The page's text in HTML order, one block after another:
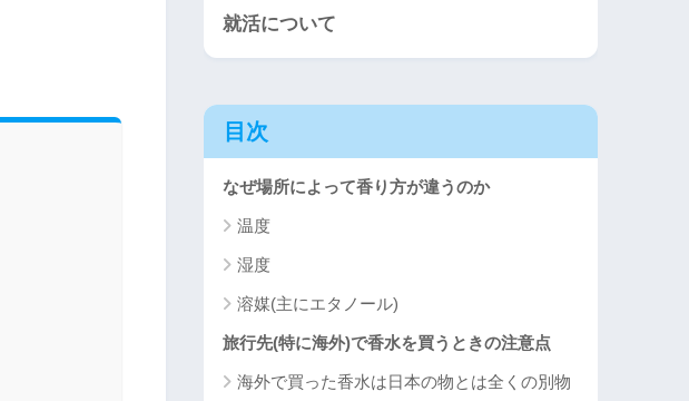
就活について
目次
なぜ場所によって香り方が違うのか
温度
湿度
溶媒(主にエタノール)
旅行先(特に海外)で香水を買うときの注意点
海外で買った香水は日本の物とは全くの別物